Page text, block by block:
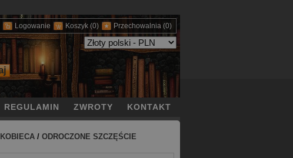
Logowanie Koszyk (0) Przechowalnia (0)
REGULAMIN ZWROTY KONTAKT
/ ODROCZONE SZCZĘŚCIE